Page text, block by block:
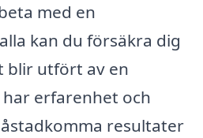
med en
kan du försäkra dig
blir utfört av en
erfarenhet och
resultater